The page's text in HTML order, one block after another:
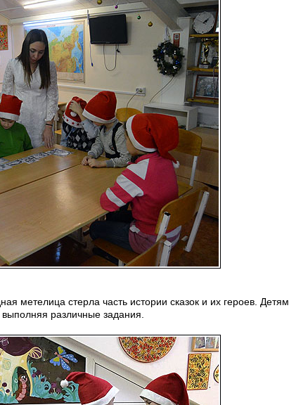
метелица стерла часть истории сказок и их героев. Детям
различные задания.